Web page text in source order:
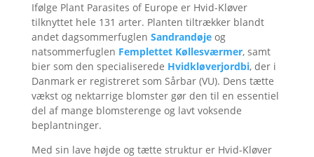
Ifølge Plant Parasites of Europe er Hvid-Kløver
tilknyttet hele 131 arter. Planten tiltrækker blandt
andet dagsommerfuglen Sandrandøjeog
natsommerfuglen Femplettet Køllesværmer, samt
bier som den specialiserede Hvidkløverjordbi, der i
Danmark er registreret som Sårbar (VU). Dens tætte
vækst og nektarrige blomster gør den til en essentiel
del af mange blomsterenge og lavt voksende
beplantninger.
Med sin lave højde og tætte struktur er Hvid-Kløver